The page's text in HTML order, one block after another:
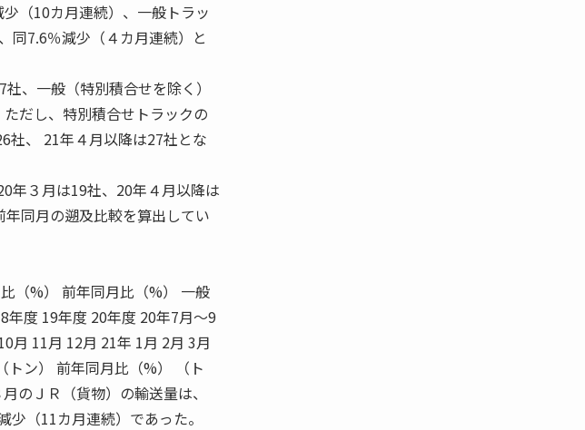
（10カ月連続）、一般トラッ
同7.6％減少（４カ月連続）と
、一般（特別積合せを除く）
だし、特別積合せトラックの
社、 21年４月以降は27社とな
年３月は19社、20年４月以降は
同月の遡及比較を算出してい
（%） 前年同月比（%） 一般
年度 19年度 20年度 20年7月〜9
月 11月 12月 21年 1月 2月 3月
トン） 前年同月比（%） （ト
のＪＲ（貨物）の輸送量は、
（11カ月連続）であった。